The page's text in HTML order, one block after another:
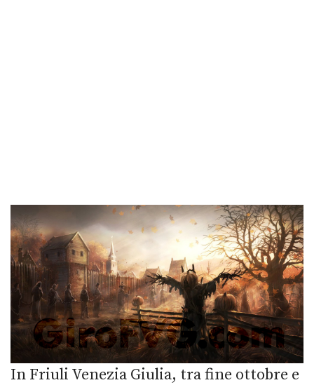
In Friuli Venezia Giulia, tra fine ottobre e